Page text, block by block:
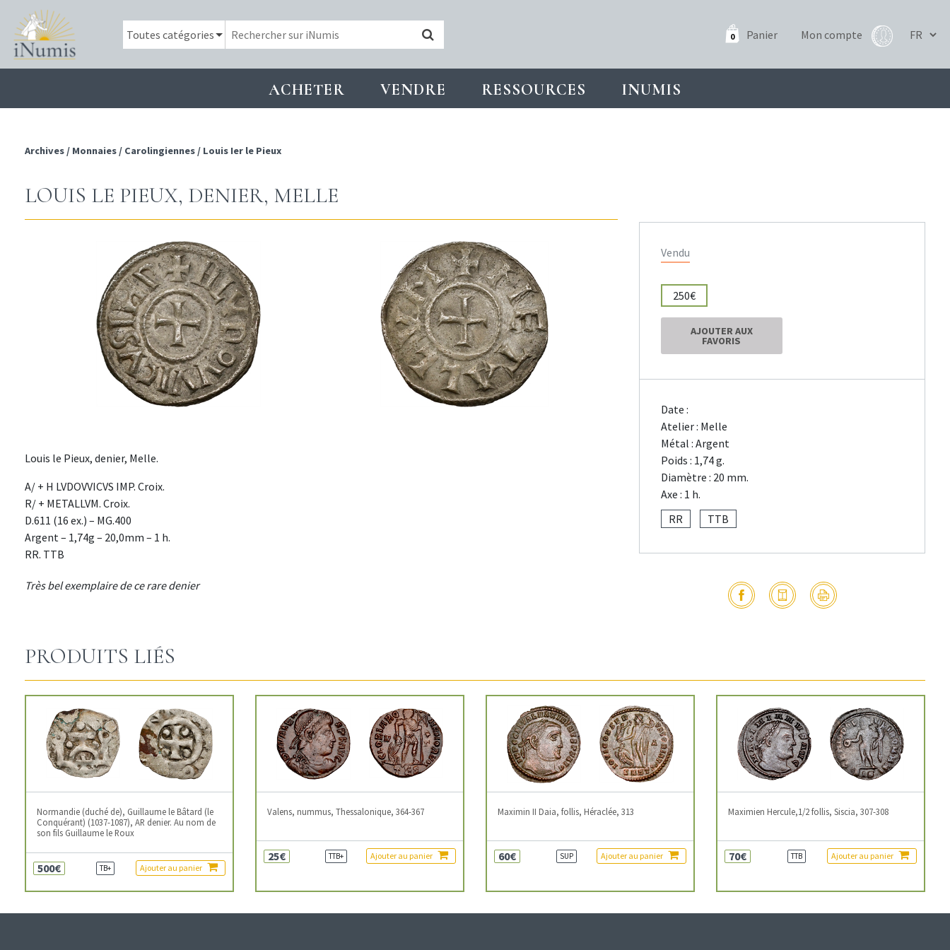
0 Panier Mon compte
ACHETER VENDRE RESSOURCES INUMIS
Archives / Monnaies / Carolingiennes / Louis Ier le Pieux
LOUIS LE PIEUX, DENIER, MELLE
Louis le Pieux, denier, Melle.
A/ + H LVDOVVICVS IMP. Croix.
R/ + METALLVM. Croix.
D.611 (16 ex.) – MG.400
Argent – 1,74g – 20,0mm – 1 h.
RR. TTB
Très bel exemplaire de ce rare denier
Vendu
250€
AJOUTER AUX
FAVORIS
Date :
Atelier : Melle
Métal : Argent
Poids : 1,74 g.
Diamètre : 20 mm.
Axe : 1 h.
RR
TTB
PRODUITS LIÉS
Normandie (duché de), Guillaume le Bâtard (le
Conquérant) (1037-1087), AR denier. Au nom de
son fils Guillaume le Roux
500€ TB+ Ajouter au panier
Valens, nummus, Thessalonique, 364-367
25€ TTB+ Ajouter au panier
Maximin II Daia, follis, Héraclée, 313
60€ SUP Ajouter au panier
Maximien Hercule,1/2 follis, Siscia, 307-308
70€ TTB Ajouter au panier